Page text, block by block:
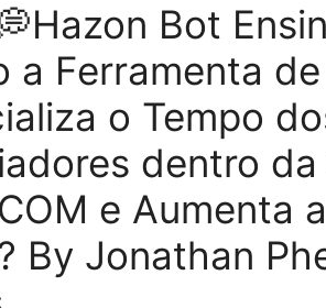
Bot
a Ferramenta
o Tempo
dentro
e Aumenta
By Jonathan